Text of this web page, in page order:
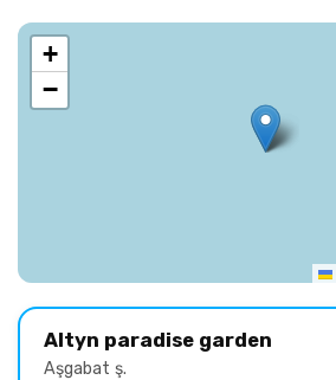
+
−
Altyn paradise garden
Aşgabat ş.